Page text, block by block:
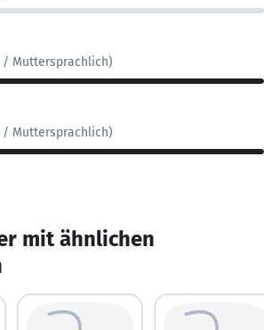
/ Muttersprachlich)
/ Muttersprachlich)
mit ähnlichen